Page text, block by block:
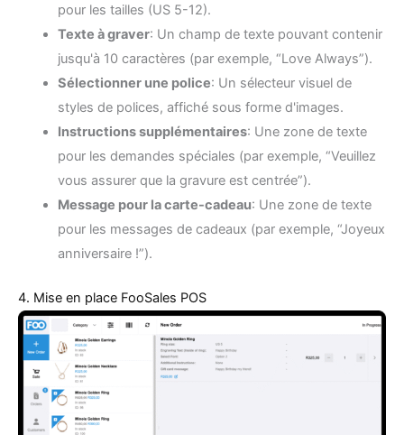
pour les tailles (US 5-12).
Texte à graver: Un champ de texte pouvant contenir
jusqu'à 10 caractères (par exemple, “Love Always”).
Sélectionner une police: Un sélecteur visuel de
styles de polices, affiché sous forme d'images.
Instructions supplémentaires: Une zone de texte
pour les demandes spéciales (par exemple, “Veuillez
vous assurer que la gravure est centrée”).
Message pour la carte-cadeau: Une zone de texte
pour les messages de cadeaux (par exemple, “Joyeux
anniversaire !”).
4. Mise en place FooSales POS